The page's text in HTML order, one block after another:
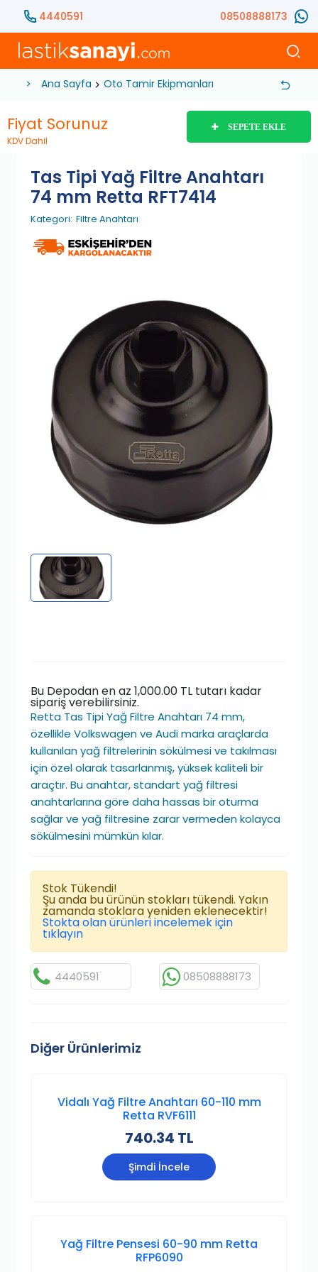
4440591 08508888173
Ana Sayfa Oto Tamir Ekipmanları El
Fiyat Sorunuz
KDV Dahil
SEPETE EKLE
Tas Tipi Yağ Filtre Anahtarı
74 mm Retta RFT7414
Kategori: Filtre Anahtarı
Bu Depodan en az 1,000.00 TL tutarı kadar
sipariş verebilirsiniz.
Retta Tas Tipi Yağ Filtre Anahtarı 74 mm,
özellikle Volkswagen ve Audi marka araçlarda
kullanılan yağ filtrelerinin sökülmesi ve takılması
için özel olarak tasarlanmış, yüksek kaliteli bir
araçtır. Bu anahtar, standart yağ filtresi
anahtarlarına göre daha hassas bir oturma
sağlar ve yağ filtresine zarar vermeden kolayca
sökülmesini mümkün kılar.
Stok Tükendi!
Şu anda bu ürünün stokları tükendi. Yakın
zamanda stoklara yeniden eklenecektir!
Stokta olan ürünleri incelemek için
tıklayın
4440591 08508888173
Diğer Ürünlerimiz
Vidalı Yağ Filtre Anahtarı 60-110 mm
Retta RVF6111
740.34 TL
Şimdi İncele
Yağ Filtre Pensesi 60-90 mm Retta
RFP6090